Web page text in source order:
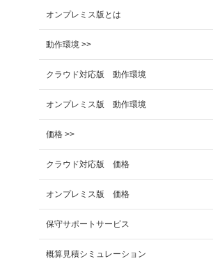
オンプレミス版とは
動作環境 >>
クラウド対応版 動作環境
オンプレミス版 動作環境
価格 >>
クラウド対応版 価格
オンプレミス版 価格
保守サポートサービス
概算見積シミュレーション